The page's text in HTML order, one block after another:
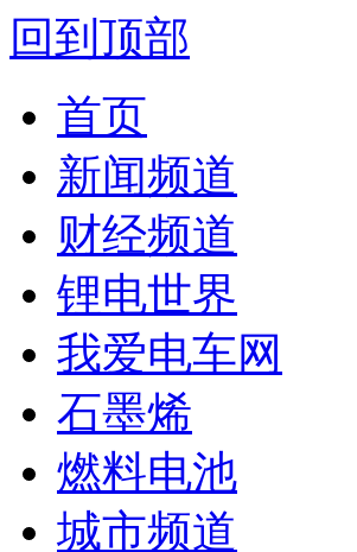
回到顶部
首页
新闻频道
财经频道
锂电世界
我爱电车网
石墨烯
燃料电池
城市频道